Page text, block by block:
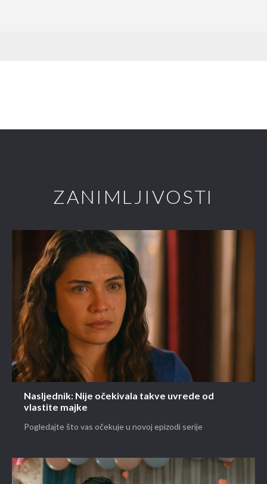
ZANIMLJIVOSTI
Nasljednik: Nije očekivala takve uvrede od
vlastite majke
Pogledajte što vas očekuje u novoj epizodi serije